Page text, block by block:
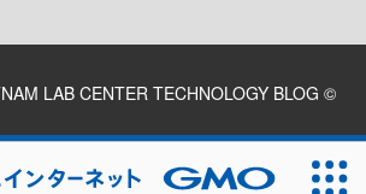
LAB CENTER TECHNOLOGY BLOG ©